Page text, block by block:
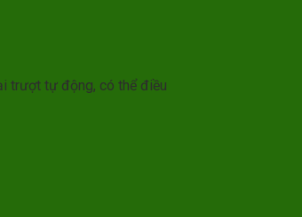
trượt tự động, có thể điều